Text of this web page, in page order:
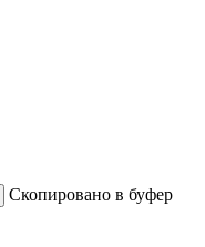
Скопировано в буфер